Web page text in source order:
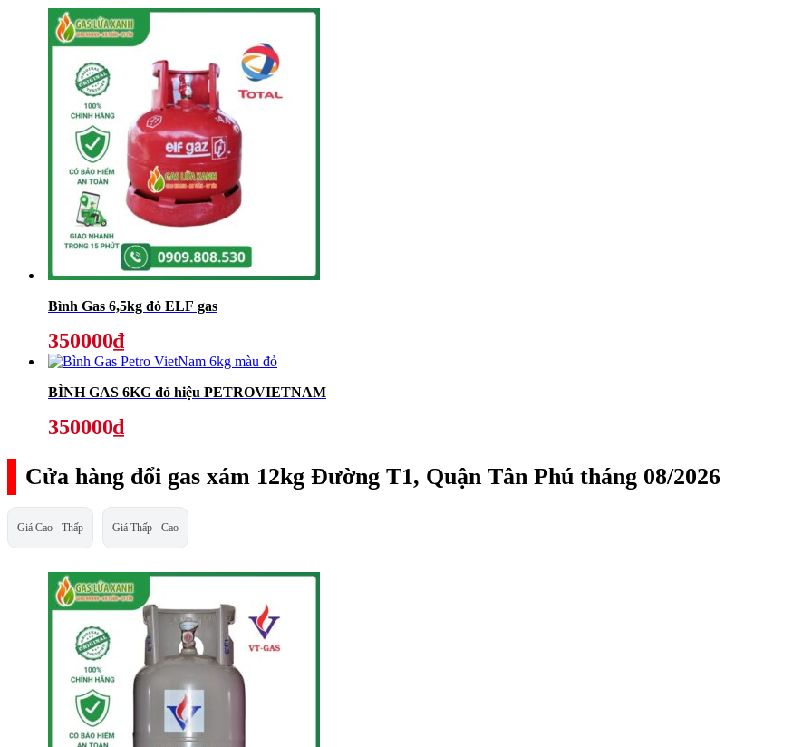
Bình Gas 6,5kg đỏ ELF gas
350000₫
BÌNH GAS 6KG đỏ hiệu PETROVIETNAM
350000₫
Cửa hàng đổi gas xám 12kg Đường T1, Quận Tân Phú tháng 08/2026
Giá Cao - Thấp Giá Thấp - Cao